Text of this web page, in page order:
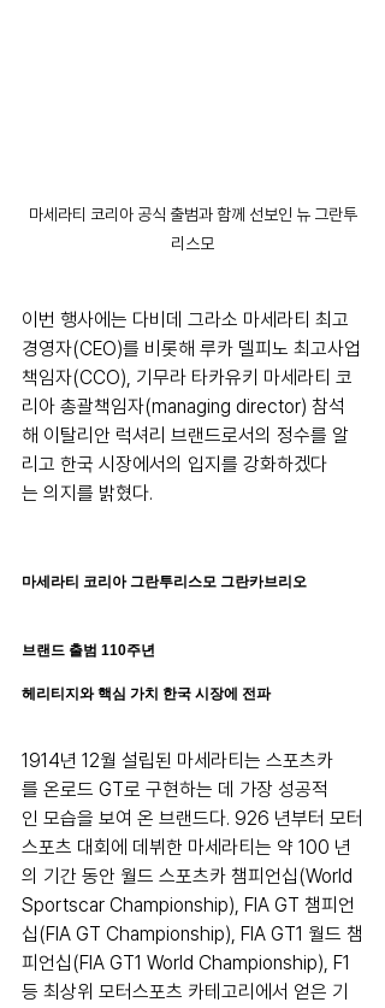
마세라티 코리아 공식 출범과 함께 선보인 뉴 그란투
리스모
이번 행사에는 다비데 그라소 마세라티 최고
경영자(CEO)를 비롯해 루카 델피노 최고사업
책임자(CCO), 기무라 타카유키 마세라티 코
리아 총괄책임자(managing director) 참석
해 이탈리안 럭셔리 브랜드로서의 정수를 알
리고 한국 시장에서의 입지를 강화하겠다
는 의지를 밝혔다.
마세라티 코리아 그란투리스모 그란카브리오
브랜드 출범 110주년
헤리티지와 핵심 가치 한국 시장에 전파
1914년 12월 설립된 마세라티는 스포츠카
를 온로드 GT로 구현하는 데 가장 성공적
인 모습을 보여 온 브랜드다. 926 년부터 모터
스포츠 대회에 데뷔한 마세라티는 약 100 년
의 기간 동안 월드 스포츠카 챔피언십(World
Sportscar Championship), FIA GT 챔피언
십(FIA GT Championship), FIA GT1 월드 챔
피언십(FIA GT1 World Championship), F1
등 최상위 모터스포츠 카테고리에서 얻은 기